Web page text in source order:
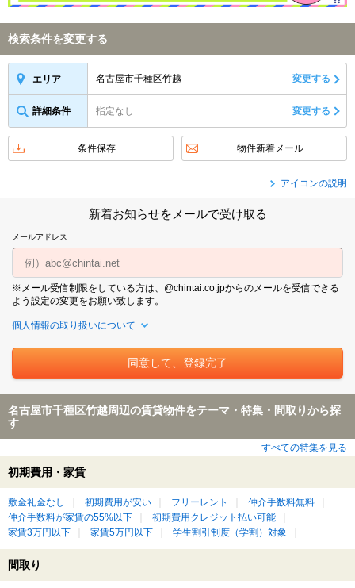
検索条件を変更する
エリア 名古屋市千種区竹越 変更する
詳細条件 指定なし 変更する
条件保存 物件新着メール
アイコンの説明
新着お知らせをメールで受け取る
メールアドレス
※メール受信制限をしている方は、@chintai.co.jpからのメールを受信できる
よう設定の変更をお願い致します。
個人情報の取り扱いについて
名古屋市千種区竹越周辺の賃貸物件をテーマ・特集・間取りから探
す
すべての特集を見る
初期費用・家賃
敷金礼金なし 初期費用が安い フリーレント
仲介手数料無料
仲介手数料が家賃の55%以下
初期費用クレジット払い可能
家賃3万円以下
家賃5万円以下 学生割引制度（学割）対象
間取り